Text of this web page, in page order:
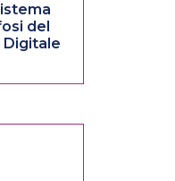
del
Digitale